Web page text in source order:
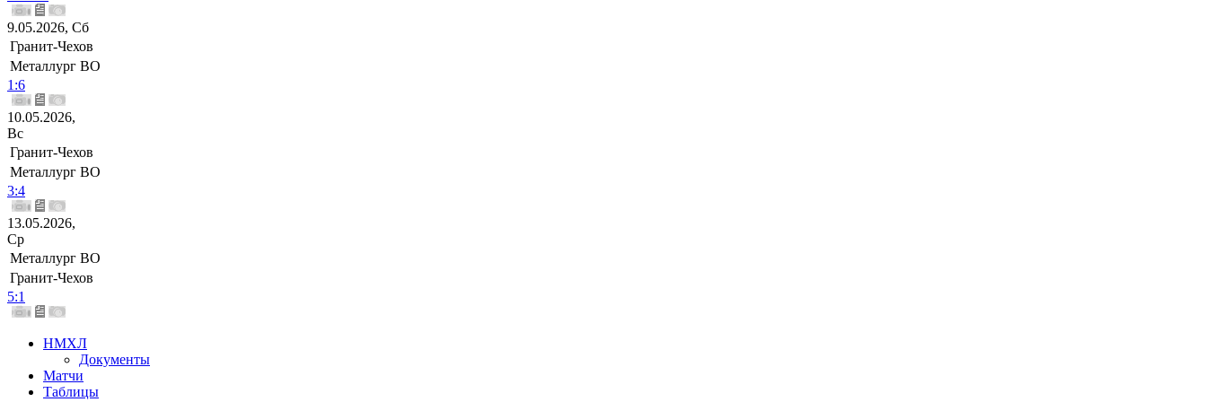
9.05.2026, Сб
Гранит-Чехов
Металлург ВО
1:6
10.05.2026,
Вс
Гранит-Чехов
Металлург ВО
3:4
13.05.2026,
Ср
Металлург ВО
Гранит-Чехов
5:1
НМХЛ
Документы
Матчи
Таблицы